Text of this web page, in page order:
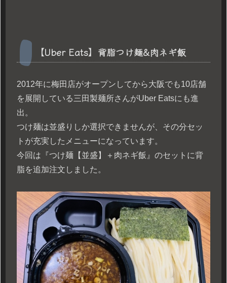
【Uber Eats】背脂つけ麺&肉ネギ飯
2012年に梅田店がオープンしてから大阪でも10店舗
を展開している三田製麺所さんがUber Eatsにも進
出。
つけ麺は並盛りしか選択できませんが、その分セッ
トが充実したメニューになっています。
今回は『つけ麺【並盛】＋肉ネギ飯』のセットに背
脂を追加注文しました。